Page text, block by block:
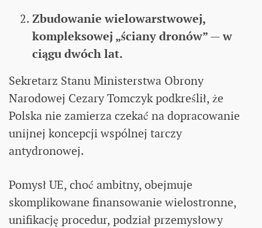
Zbudowanie wielowarstwowej,
kompleksowej „ściany dronów” — w
ciągu dwóch lat.
Sekretarz Stanu Ministerstwa Obrony
Narodowej Cezary Tomczyk podkreślił, że
Polska nie zamierza czekać na dopracowanie
unijnej koncepcji wspólnej tarczy
antydronowej.
Pomysł UE, choć ambitny, obejmuje
skomplikowane finansowanie wielostronne,
unifikację procedur, podział przemysłowy